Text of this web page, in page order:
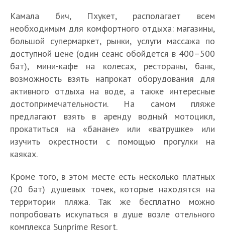
Камала бич, Пхукет, располагает всем
необходимым для комфортного отдыха: магазины,
большой супермаркет, рынки, услуги массажа по
доступной цене (один сеанс обойдется в 400–500
бат), мини-кафе на колесах, рестораны, банк,
возможность взять напрокат оборудования для
активного отдыха на воде, а также интересные
достопримечательности. На самом пляже
предлагают взять в аренду водный мотоцикл,
прокатиться на «банане» или «ватрушке» или
изучить окрестности с помощью прогулки на
каяках.
Кроме того, в этом месте есть несколько платных
(20 бат) душевых точек, которые находятся на
территории пляжа. Так же бесплатно можно
попробовать искупаться в душе возле отельного
комплекса Sunprime Resort.